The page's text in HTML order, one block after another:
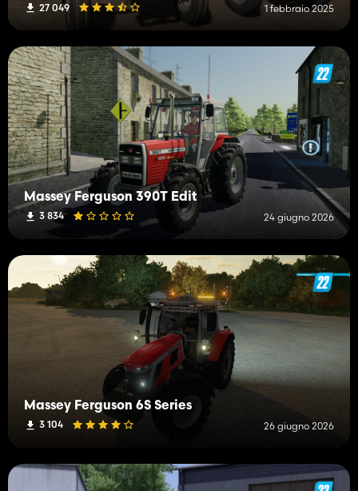
27 049 1 febbraio 2025
Massey Ferguson 390T Edit
3 834 24 giugno 2026
Massey Ferguson 6S Series
3 104 26 giugno 2026